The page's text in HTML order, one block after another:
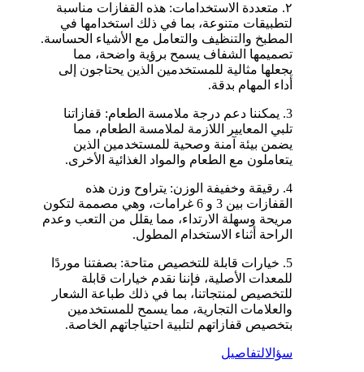
٢. متعددة الاستخدامات: هذه القفازات مناسبة
لتطبيقات متنوعة، بما في ذلك استخدامها في
المطبخ والتنظيف والتعامل مع الأشياء الحساسة.
تصميمها الشفاف يسمح برؤية واضحة، مما
يجعلها مثالية للمستخدمين الذين يحتاجون إلى
أداء المهام بدقة.
3. يمكننا دعم درجة ملامسة الطعام: قفازاتنا
تلبي المعايير اللازمة لملامسة الطعام، مما
يضمن بيئة آمنة وصحية للمستخدمين الذين
يتعاملون مع الطعام والمواد الغذائية الأخرى.
4. رقيقة وخفيفة الوزن: يتراوح وزن هذه
القفازات بين 3 و 6 غرامات، وهي مصممة لتكون
مريحة وسهلة الارتداء، مما يقلل من التعب وعدم
الراحة أثناء الاستخدام المطول.
5. خيارات قابلة للتخصيص متاحة: بصفتنا موردًا
للمعدات الأصلية، فإننا نقدم خيارات قابلة
للتخصيص لمنتجاتنا، بما في ذلك طباعة الشعار
والعلامات التجارية، مما يسمح للمستخدمين
بتخصيص قفازاتهم لتلبية احتياجاتهم الخاصة.
سؤالالتفاصيل